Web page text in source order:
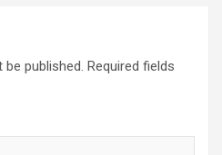
published. Required fields